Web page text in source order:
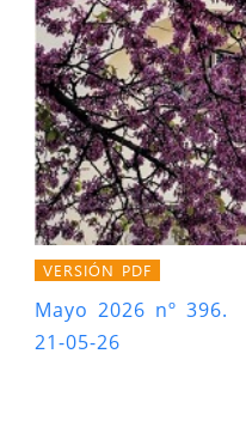
VERSIÓN PDF
Mayo 2026 nº 396.
21-05-26